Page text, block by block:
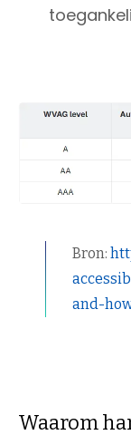
Bron:
and-
Waarom